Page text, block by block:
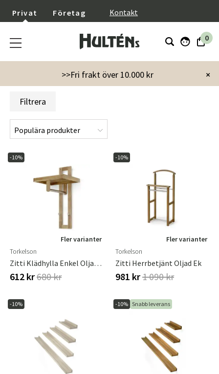
Privat Företag Kontakt
0
×
>>Fri frakt över 10.000 kr
Kampanjer Torkelson
Filtrera
-10%
Fler varianter
Torkelson
Zitti Klädhylla Enkel Oljad Ek
612 kr680 kr
-10%
Fler varianter
Torkelson
Zitti Herrbetjänt Oljad Ek
981 kr1 090 kr
-10% -10% Snabb leverans